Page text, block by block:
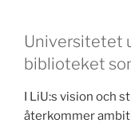
Universitetet
biblioteket
I LiU:s vision och
återkommer